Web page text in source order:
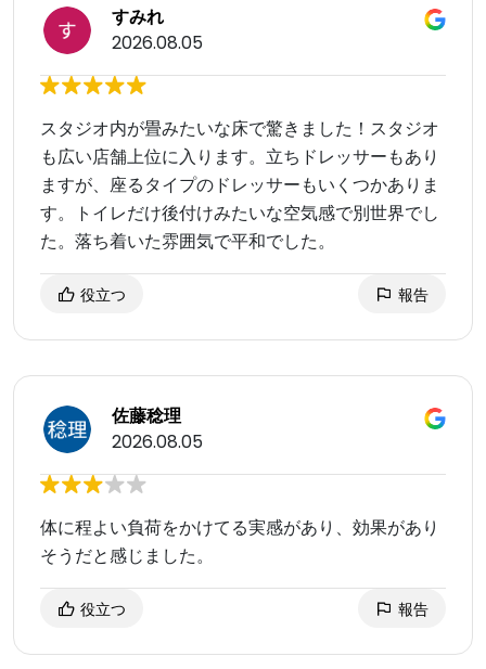
すみれ
2026.08.05
スタジオ内が畳みたいな床で驚きました！スタジオ
も広い店舗上位に入ります。立ちドレッサーもあり
ますが、座るタイプのドレッサーもいくつかありま
す。トイレだけ後付けみたいな空気感で別世界でし
た。落ち着いた雰囲気で平和でした。
役立つ 報告
佐藤稔理
2026.08.05
体に程よい負荷をかけてる実感があり、効果があり
そうだと感じました。
役立つ 報告